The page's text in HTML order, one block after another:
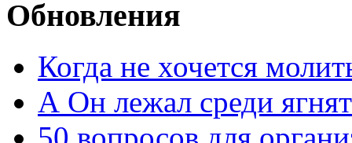
Обновления
Когда не хочется
А Он лежал среди ягнят